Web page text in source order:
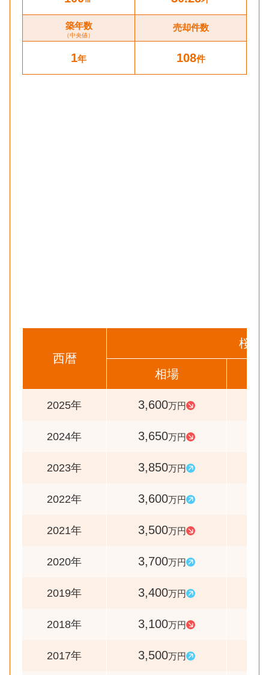
築年数
（中央値）
売却件数
1年 108件
西暦
桜区
相場
2025年 3,600万円
2024年 3,650万円
2023年 3,850万円
2022年 3,600万円
2021年 3,500万円
2020年 3,700万円
2019年 3,400万円
2018年 3,100万円
2017年 3,500万円